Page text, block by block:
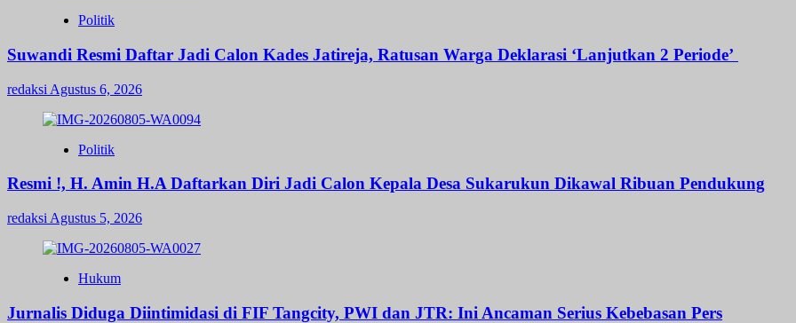
Politik
Suwandi Resmi Daftar Jadi Calon Kades Jatireja, Ratusan Warga Deklarasi ‘Lanjutkan 2 Periode’
redaksi Agustus 6, 2026
Politik
Resmi !, H. Amin H.A Daftarkan Diri Jadi Calon Kepala Desa Sukarukun Dikawal Ribuan Pendukung
redaksi Agustus 5, 2026
Hukum
Jurnalis Diduga Diintimidasi di FIF Tangcity, PWI dan JTR: Ini Ancaman Serius Kebebasan Pers